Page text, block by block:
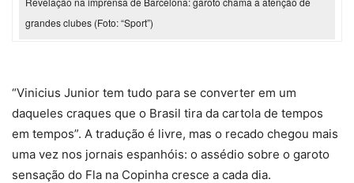
grandes clubes (Foto: “Sport”)
“Vinicius Junior tem tudo para se converter em um
daqueles craques que o Brasil tira da cartola de tempos
em tempos”. A tradução é livre, mas o recado chegou mais
uma vez nos jornais espanhóis: o assédio sobre o garoto
sensação do Fla na Copinha cresce a cada dia.